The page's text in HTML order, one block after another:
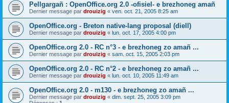
Pellgargañ : OpenOffice.org 2.0 -ofisiel- e brezhoneg amañ
Dernier message par drouizig « ven. oct. 21, 2005 8:25 am
OpenOffice.org - Breton native-lang proposal (diell)
Dernier message par drouizig « lun. oct. 17, 2005 4:00 pm
OpenOffice.org 2.0 - RC n°3 - e brezhoneg zo amañ ...
Dernier message par drouizig « sam. oct. 15, 2005 2:03 pm
OpenOffice.org 2.0 - RC n°2 - e brezhoneg zo amañ ...
Dernier message par drouizig « lun. oct. 10, 2005 11:49 am
OpenOffice.org 2.0 - m130 - e brezhoneg zo amañ ...
Dernier message par drouizig « dim. sept. 25, 2005 3:09 pm